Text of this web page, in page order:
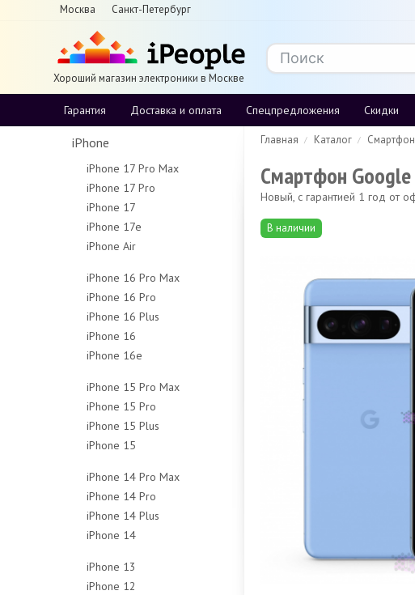
Москва Санкт-Петербург
Хороший магазин электроники в Москве
Гарантия Доставка и оплата Спецпредложения Скидки
iPhone
iPhone 17 Pro Max
256Gb
512Gb
1Tb
2Tb
iPhone 17 Pro
256Gb
512Gb
1Tb
iPhone 17
256Gb
512Gb
iPhone 17e
256Gb
iPhone Air
iPhone 16 Pro Max
256Gb
512Gb
1Tb
Чехлы
iPhone 16 Pro
128Gb
256Gb
512Gb
Чехлы
iPhone 16 Plus
128Gb
256Gb
Чехлы
iPhone 16
128Gb
Чехлы
iPhone 16e
Чехлы
iPhone 15 Pro Max
256Gb
512Gb
1Tb
Чехлы
iPhone 15 Pro
128Gb
256Gb
Чехлы
iPhone 15 Plus
128Gb
Чехлы
iPhone 15
Чехлы
iPhone 14 Pro Max
128Gb
256Gb
512Gb
Чехлы
iPhone 14 Pro
128Gb
256Gb
iPhone 14 Plus
128Gb
iPhone 14
iPhone 13
128Gb
iPhone 12
Главная Каталог
Смартфон Google
Новый, с гарантией 1 год от
В наличии